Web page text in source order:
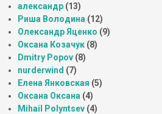
александр (13)
Риша Володина (12)
Олександр Яценко (9)
Оксана Козачук (8)
Dmitry Popov (8)
nurderwind (7)
Елена Янковская (5)
Оксана Оксана (4)
Mihail Polyntsev (4)